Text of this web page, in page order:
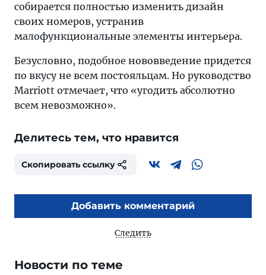
собирается полностью изменить дизайн
своих номеров, устранив
малофункциональные элементы интерьера.
Безусловно, подобное нововведение придется
по вкусу не всем постояльцам. Но руководство
Marriott отмечает, что «угодить абсолютно
всем невозможно».
Делитесь тем, что нравится
Скопировать ссылку
Добавить комментарий
Следить
Новости по теме